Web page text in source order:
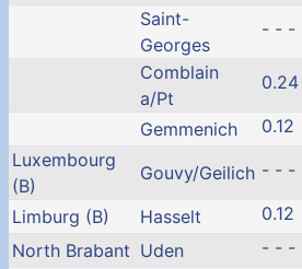
Saint-
Georges
- - -
Comblain
a/Pt
0.24
Gemmenich
0.12
Luxembourg
(B)
Gouvy/Geilich - - -
Limburg (B) Hasselt
0.12
North Brabant Uden - - -